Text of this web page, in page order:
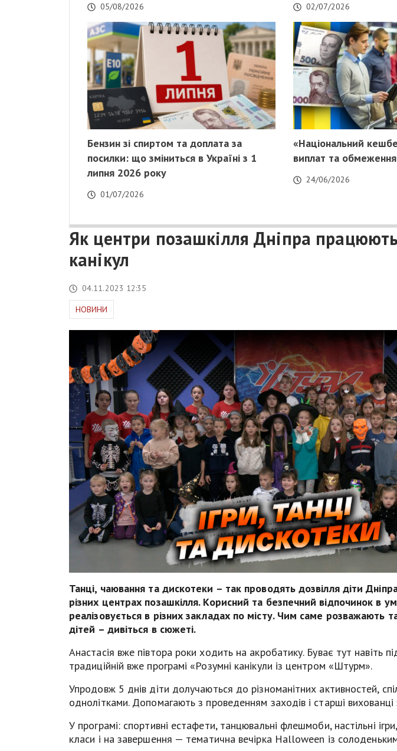
05/08/2026 02/07/2026
Бензин зі спиртом та доплата за
посилки: що зміниться в Україні з 1
липня 2026 року
01/07/2026
«Національний
виплат та обмеження
24/06/2026
Як центри позашкілля Дніпра
канікул
04.11.2023 12:35
НОВИНИ
Танці, чаювання та дискотеки – так проводять дозвілля діти
різних центрах позашкілля. Корисний та безпечний відпочинок в
реалізовується в різних закладах по місту. Чим саме розважають
дітей – дивіться в сюжеті.
Анастасія вже півтора роки ходить на акробатику. Буває тут навіть
традиційній вже програмі «Розумні канікули із центром «Штурм».
Упродовж 5 днів діти долучаються до різноманітних активностей,
однолітками. Допомагають з проведенням заходів і старші вихованці
У програмі: спортивні естафети, танцювальні флешмоби, настільні
класи і на завершення — тематична вечірка Halloween із